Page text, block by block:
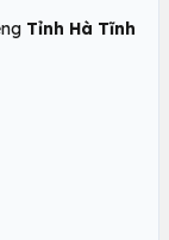
Tỉnh Hà Tĩnh